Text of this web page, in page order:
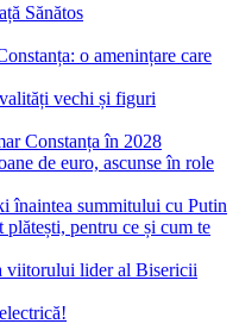
Sănătos
o amenințare care
vechi și figuri
Constanța în 2028
de euro, ascunse în role
înaintea summitului cu Putin
pentru ce și cum te
viitorului lider al Bisericii